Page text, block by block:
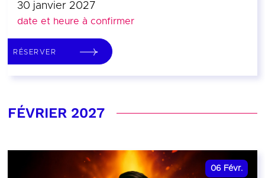
30 janvier 2027
date et heure à confirmer
RÉSERVER
FÉVRIER 2027
06 Févr.